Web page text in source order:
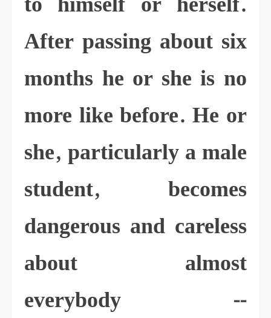
After passing about six
months he or she is no
more like before. He or
she, particularly a male
student, becomes
dangerous and careless
about almost
everybody --